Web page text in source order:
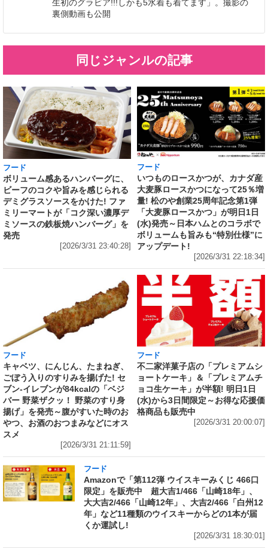
生初のグラビア!!!しかも5水着も着てます」。撮影の
裏側動画も公開
同じジャンルの記事
フード
ボリューム感あるハンバーグに、
ビーフのコクや旨みを感じられる
デミグラスソースをかけた! ファ
ミリーマートが「コク深い濃厚デ
ミソースの鉄板焼ハンバーグ」を
発売
[2026/3/31 23:40:28]
フード
いつものロースかつが、カナダ産
大麦豚ロースかつになって25％増
量! 松のや創業25周年記念第1弾
「大麦豚ロースかつ」が明日1日
(水)発売～日本ハムとのコラボで
ボリュームも旨みも“特別仕様”に
アップデート!
[2026/3/31 22:18:34]
フード
キャベツ、にんじん、たまねぎ、
ごぼう入りのすりみを揚げた! セ
ブン‐イレブンが84kcalの「ベジ
バー 野菜ザクッ！ 野菜のすり身
揚げ」を発売～腹がすいた時のお
やつ、お酒のおつまみなどにオス
スメ
[2026/3/31 21:11:59]
フード
不二家洋菓子店の「プレミアムシ
ョートケーキ」＆「プレミアムチ
ョコ生ケーキ」が半額! 明日1日
(水)から3日間限定～お得な応援価
格商品も販売中
[2026/3/31 20:00:07]
フード
Amazonで「第112弾 ウイスキーみくじ 466口
限定」を販売中 超大吉1/466「山崎18年」、
大大吉2/466「山崎12年」、大吉2/466「白州12
年」など11種類のウイスキーからどの1本が届
くか運試し!
[2026/3/31 18:30:01]